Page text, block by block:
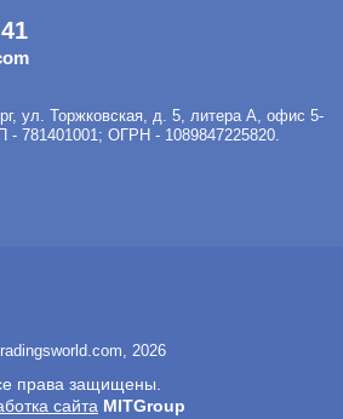
, ул. Торжковская, д. 5, литера А, офис 5-
- 781401001; ОГРН - 1089847225820.
2026
права защищены.
сайта MITGroup